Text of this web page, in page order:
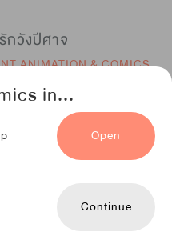
in...
Open
Continue
กวังปีศาจ
ANIMATION & COMICS
กฉบับเจ้าชายปีศาจ